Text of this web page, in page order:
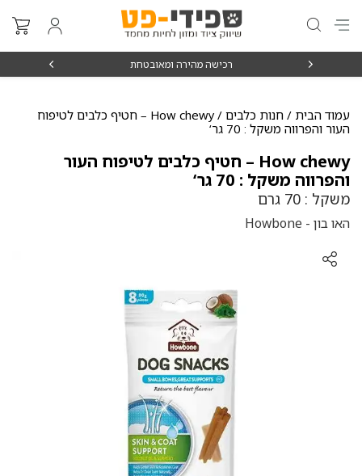
רכישה מהירה ומאובטחת
עמוד הבית / חנות כלבים
/ How chewy – חטיף כלבים לטיפוח
העור והפרווה משקל : 70 גר‘
How chewy – חטיף כלבים לטיפוח העור
והפרווה משקל : 70 גר‘
משקל : 70 גרם
האו בון - Howbone